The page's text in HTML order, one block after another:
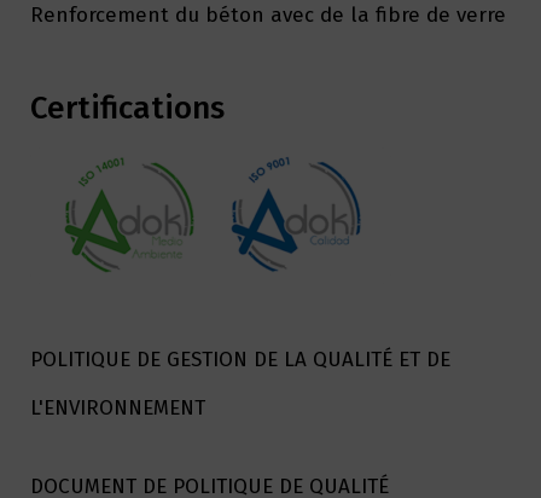
Renforcement du béton avec de la fibre de verre
Certifications
POLITIQUE DE GESTION DE LA QUALITÉ ET DE
L'ENVIRONNEMENT
DOCUMENT DE POLITIQUE DE QUALITÉ